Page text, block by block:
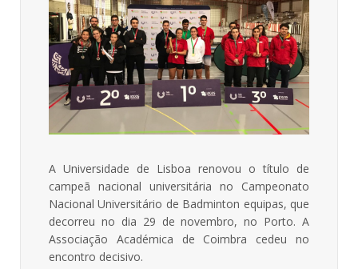
A Universidade de Lisboa renovou o título de
campeã nacional universitária no Campeonato
Nacional Universitário de Badminton equipas, que
decorreu no dia 29 de novembro, no Porto. A
Associação Académica de Coimbra cedeu no
encontro decisivo.